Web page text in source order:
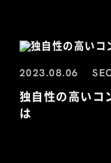
2023.08.06
独自性の高いコ
は